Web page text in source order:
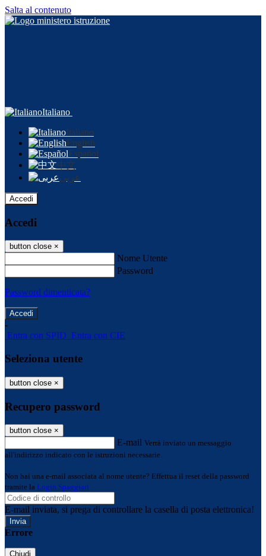
Salta al contenuto
Italiano
Italiano
English
Español
中文
عربى
Accedi
Accedi
button close ×
Nome Utente
Password
Password dimenticata?
-
Entra con SPID Entra con CIE
Seleziona utente
button close ×
Recupero password
button close ×
E-mail Verrà inviato un messaggio
all'indirizzo indicato con le istruzioni necessarie.
Non hai una e-mail associata al nome utente? Effettua il reset della password
tramite la Login Spaggiari
E-mail inviata, si prega di controllare la casella di posta elettronica!
Errore
Chiudi